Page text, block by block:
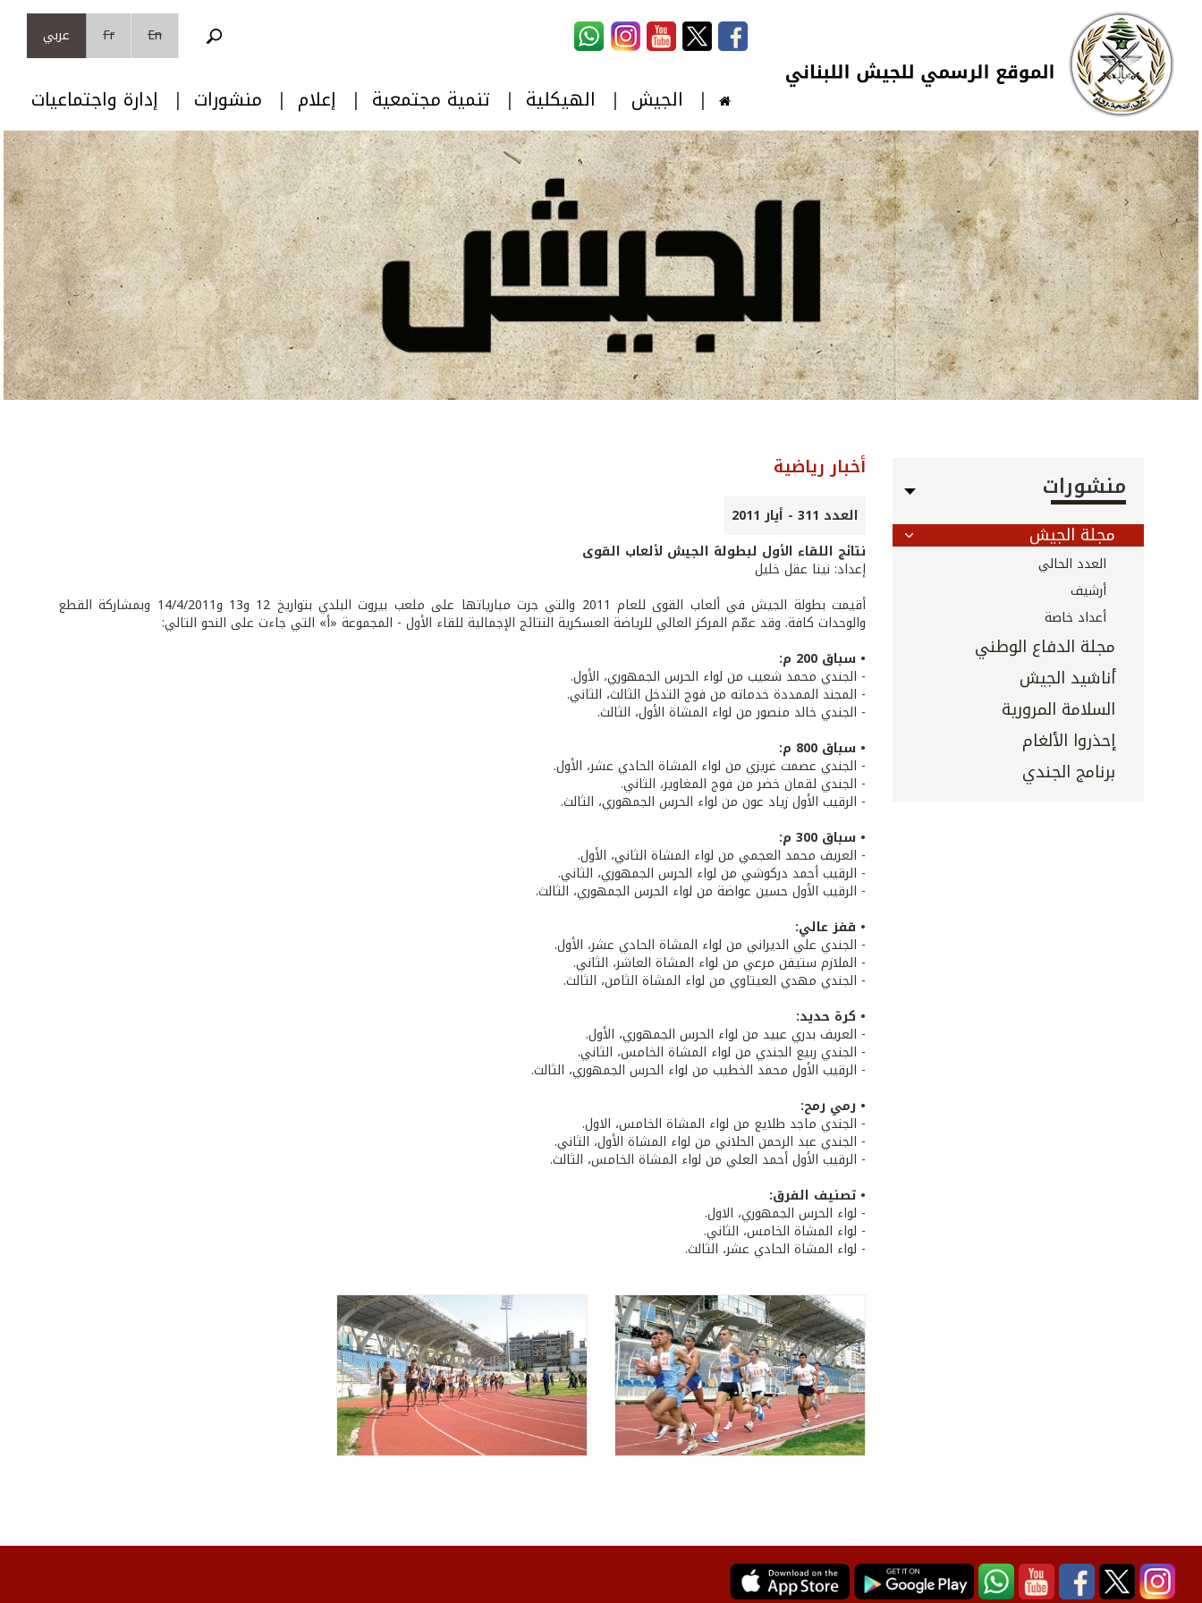
تجاوز إلى المحتوى الرئيسي
Skip to navigation
En
Fr عربي
الجيش الهيكلية تنمية مجتمعية إعلام منشورات إدارة واجتماعيات
منشورات
مجلة الجيش
العدد الحالي
أرشيف
أعداد خاصة
مجلة الدفاع الوطني
أناشيد الجيش
السلامة المرورية
إحذروا الألغام
برنامج الجندي
أخبار رياضية
العدد 311 - أيار 2011
نتائج اللقاء الأول لبطولة الجيش لألعاب القوى
إعداد: نينا عقل خليل
أقيمت بطولة الجيش في ألعاب القوى للعام 2011 والتي جرت مبارياتها على ملعب بيروت البلدي بتواريخ 12 و13 و14/4/2011 وبمشاركة القطع
والوحدات كافة. وقد عمّم المركز العالي للرياضة العسكرية النتائج الإجمالية للقاء الأول - المجموعة «أ» التي جاءت على النحو التالي:
• سباق 200 م:
- الجندي محمد شعيب من لواء الحرس الجمهوري، الأول.
- المجند الممددة خدماته من فوج التدخل الثالث، الثاني.
- الجندي خالد منصور من لواء المشاة الأول، الثالث.
• سباق 800 م:
- الجندي عصمت غريزي من لواء المشاة الحادي عشر، الأول.
- الجندي لقمان خضر من فوج المغاوير، الثاني.
- الرقيب الأول زياد عون من لواء الحرس الجمهوري، الثالث.
• سباق 300 م:
- العريف محمد العجمي من لواء المشاة الثاني، الأول.
- الرقيب أحمد دركوشي من لواء الحرس الجمهوري، الثاني.
- الرقيب الأول حسين عواضة من لواء الحرس الجمهوري، الثالث.
• قفز عالي:
- الجندي علي الديراني من لواء المشاة الحادي عشر، الأول.
- الملازم ستيفن مرعي من لواء المشاة العاشر، الثاني.
- الجندي مهدي العيتاوي من لواء المشاة الثامن، الثالث.
• كرة حديد:
- العريف بدري عبيد من لواء الحرس الجمهوري، الأول.
- الجندي ربيع الجندي من لواء المشاة الخامس، الثاني.
- الرقيب الأول محمد الخطيب من لواء الحرس الجمهوري، الثالث.
• رمي رمح:
- الجندي ماجد طلايع من لواء المشاة الخامس، الاول.
- الجندي عبد الرحمن الحلاني من لواء المشاة الأول، الثاني.
- الرقيب الأول أحمد العلي من لواء المشاة الخامس، الثالث.
• تصنيف الفرق:
- لواء الحرس الجمهوري، الاول.
- لواء المشاة الخامس، الثاني.
- لواء المشاة الحادي عشر، الثالث.